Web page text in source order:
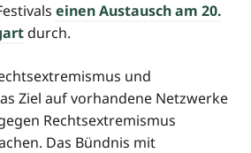
einen Austausch am 20.
durch.
und
Ziel auf vorhandene Netzwerke
Rechtsextremismus
Das Bündnis mit